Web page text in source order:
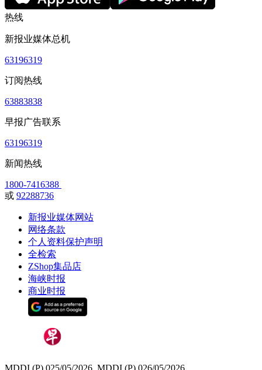
热线
新报业媒体总机
63196319
订阅热线
63883838
早报广告联系
63196319
新闻热线
1800-7416388
或 92288736
新报业媒体网站
网络条款
个人资料保护声明
全检索
ZShop集品店
海峡时报
商业时报
MDDI (P) 025/05/2026, MDDI (P) 026/05/2026